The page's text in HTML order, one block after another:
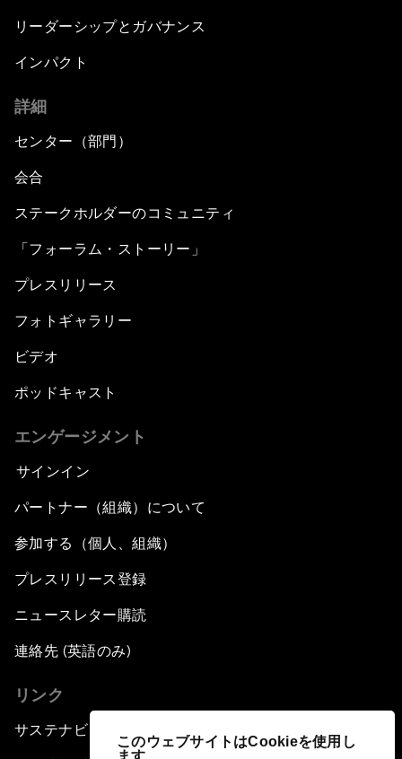
このウェブサイトはCookieを使用し
ます
リーダーシップとガバナンス
インパクト
詳細
センター（部門）
会合
ステークホルダーのコミュニティ
「フォーラム・ストーリー」
プレスリリース
フォトギャラリー
ビデオ
ポッドキャスト
エンゲージメント
サインイン
パートナー（組織）について
参加する（個人、組織）
プレスリリース登録
ニュースレター購読
連絡先 (英語のみ)
リンク
サステナビリティへの取り組み